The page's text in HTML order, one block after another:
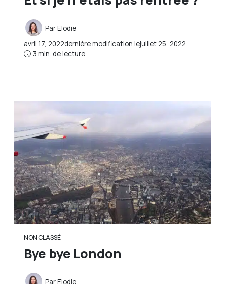
ParElodie
avril 17, 2022dernière modification lejuillet 25, 2022
3 min. de lecture
NON CLASSÉ
Bye bye London
ParElodie